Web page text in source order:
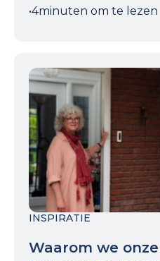
•4minuten om te lezen
INSPIRATIE
Waarom we